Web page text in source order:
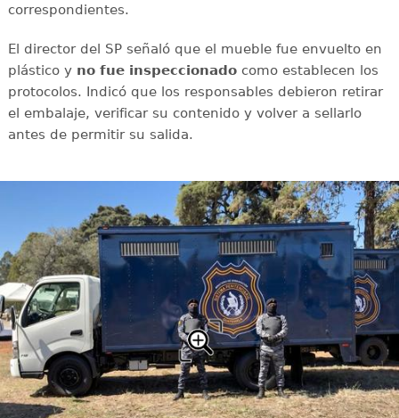
correspondientes.
El director del SP señaló que el mueble fue envuelto en
plástico y no fue inspeccionadocomo establecen los
protocolos. Indicó que los responsables debieron retirar
el embalaje, verificar su contenido y volver a sellarlo
antes de permitir su salida.